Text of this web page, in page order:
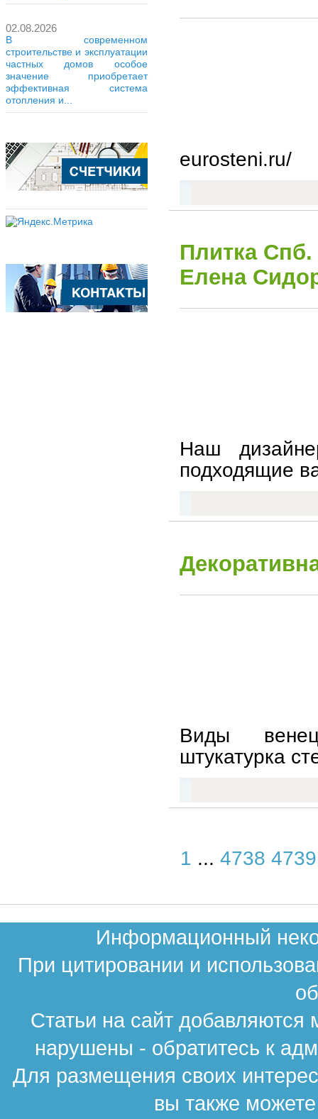
02.08.2026
В современном
строительстве и эксплуатации
частных домов особое
значение приобретает
эффективная система
отопления и...
eurosteni.ru/
Плитка
Елена
Наш
подходящие
Виды
штукатурка
1 ... 4738 4739
Информационный
При цитировании и
Статьи на сайт
нарушены - обратитесь к
Для размещения своих
вы также